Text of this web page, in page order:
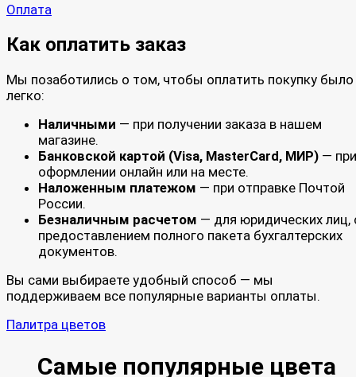
Оплата
Как оплатить заказ
Мы позаботились о том, чтобы оплатить покупку было
легко:
Наличными — при получении заказа в нашем
магазине.
Банковской картой (Visa, MasterCard, МИР) — при
оформлении онлайн или на месте.
Наложенным платежом — при отправке Почтой
России.
Безналичным расчетом — для юридических лиц,
предоставлением полного пакета бухгалтерских
документов.
Вы сами выбираете удобный способ — мы
поддерживаем все популярные варианты оплаты.
Палитра цветов
Самые популярные цвета